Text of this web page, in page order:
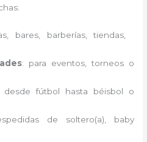
bares, barberías, tiendas,
: para eventos, torneos o
desde fútbol hasta béisbol o
de soltero(a), baby